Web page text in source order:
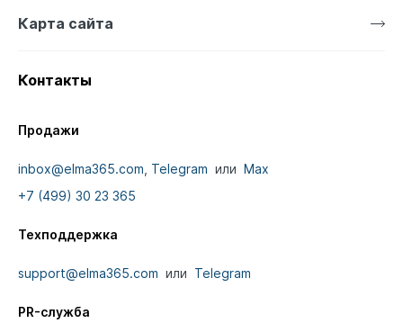
Карта сайта
Контакты
Продажи
inbox@elma365.com Telegram или Max
+7 (499) 30 23 365
Техподдержка
support@elma365.com или Telegram
PR-служба